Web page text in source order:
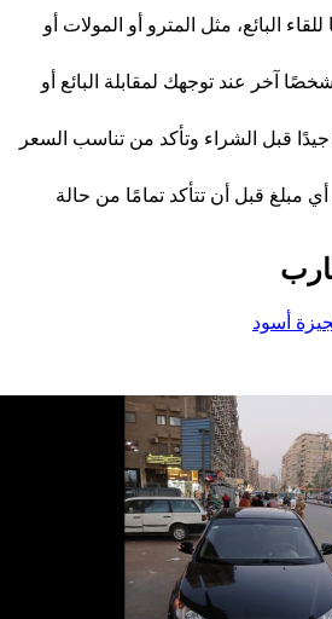
البائع، مثل المترو أو المولات أو
آخر عند توجهك لمقابلة البائع أو
قبل الشراء وتأكد من تناسب السعر
أي مبلغ قبل أن تتأكد تمامًا من حالة